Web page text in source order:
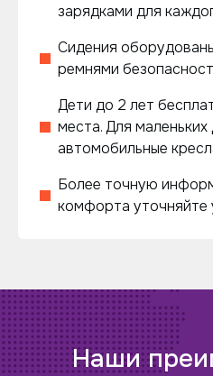
зарядками для
Сидения
ремнями
Дети до 2 лет
места. Для маленьких
автомобильные
Более точную
комфорта уточняйте
Наши